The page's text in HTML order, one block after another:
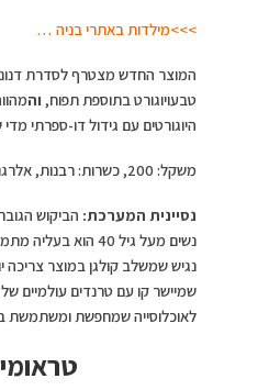
>>>מילדות באתרי בניה …
המוצר החדש מצטרף לסדרת
טבעויוגורט בתוספת תפוח, וה
היוגורטים עם גידול דו-ספרתי
משקל: 200, כשרות: רבנות, אלרגנים: חלב
נסיינית המערכת: הביקוש
נשים מעל גיל 40
נגיש שמשלב קולגן במוצר צריכה
שמיישר קו עם טרנדים עולמיים של
לאוכלוסייה שמחפשת ומשתמשת